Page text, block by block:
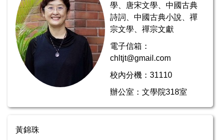
學、唐宋文學、中國古典
詩詞、中國古典小說、禪
宗文學、禪宗文獻
電子信箱：
chltjt@gmail.com
校內分機：31110
辦公室：文學院318室
黃錦珠